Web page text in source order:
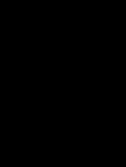
ожидания.
Доставили вовремя, даже раньше,